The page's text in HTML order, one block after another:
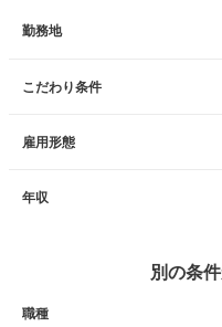
勤務地
こだわり条件
雇用形態
年収
別の条
職種